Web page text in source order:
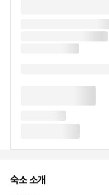
숙소 소개